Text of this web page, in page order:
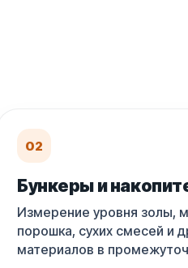
02
Бункеры и
Измерение уровня золы,
порошка, сухих смесей и
материалов в